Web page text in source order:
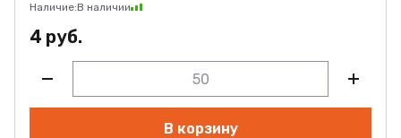
Наличие:В наличии
4 руб.
В корзину